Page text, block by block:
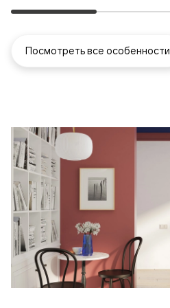
Посмотреть все особенности